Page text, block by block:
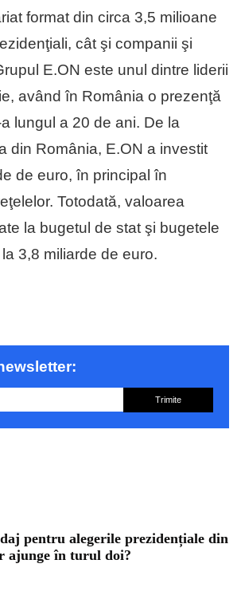
format din circa 3,5 milioane
cât şi companii şi
E.ON este unul dintre liderii
având în România o prezenţă
lungul a 20 de ani. De la
din România, E.ON a investit
de euro, în principal în
Totodată, valoarea
la bugetul de stat şi bugetele
3,8 miliarde de euro.
Trimite
pentru alegerile prezidențiale din
ajunge în turul doi?